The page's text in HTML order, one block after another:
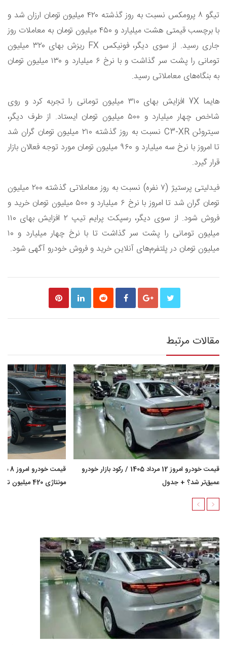
تیگو ۸ پرومکس نسبت به روز گذشته ۴۲۰ میلیون تومان ارزان شد و
با برچسب قیمتی هشت میلیارد و ۴۵۰ میلیون تومان به معاملات روز
جاری رسید. از سوی دیگر، فونیکس FX ریزش بهای ۳۲۰ میلیون
تومانی را پشت سر گذاشت و با نرخ ۶ میلیارد و ۱۳۰ میلیون تومان
به بنگاه‌های معاملاتی رسید.
هایما 7X افزایش بهای ۳۱۰ میلیون تومانی را تجربه کرد و روی
شاخص چهار میلیارد و ۵۰۰ میلیون تومان ایستاد. از طرف دیگر،
سیتروئن C3-XR نسبت به روز گذشته ۲۱۰ میلیون تومان گران شد
تا امروز با نرخ سه میلیارد و ۹۶۰ میلیون تومان مورد توجه فعالان بازار
قرار گیرد.
فیدلیتی پرستیژ (۷ نفره) نسبت به روز معاملاتی گذشته ۲۰۰ میلیون
تومان گران شد تا امروز با نرخ ۶ میلیارد و ۵۰۰ میلیون تومان خرید و
فروش شود. از سوی دیگر، رسپکت پرایم تیپ ۲ افزایش بهای ۱۱۰
میلیون تومانی را پشت سر گذاشت تا با نرخ چهار میلیارد و ۱۰
میلیون تومان در پلتفرم‌های آنلاین خرید و فروش خودرو آگهی شود.
مقالات مرتبط
قیمت خودرو امروز 12 مرداد 1405 / رکود بازار خودرو
عمیق‌تر شد؟ + جدول
مونتاژی 420 میلیون تومان گران شد؟ + جدول